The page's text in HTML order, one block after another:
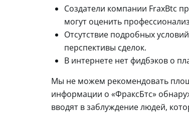
Создатели компании FraxBtc
могут оценить
Отсутствие подробных
перспективы сделок.
В интернете нет фидбэков о
Мы не можем рекомендовать
информации о «ФраксБтс»
вводят в заблуждение людей,